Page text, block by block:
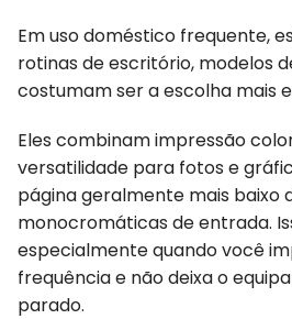
Em uso doméstico frequente,
rotinas de escritório, modelos
costumam ser a escolha mais
Eles combinam impressão
versatilidade para fotos e
página geralmente mais baixo
monocromáticas de entrada.
especialmente quando você
frequência e não deixa o
parado.